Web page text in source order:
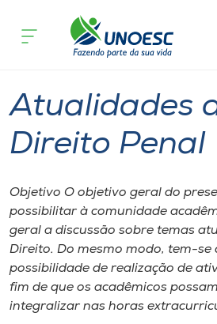
Cursos
Pesquisa
Portal de Ensino
A
Unoesc
Atualidades
Direito Penal
Objetivo O objetivo geral do
possibilitar à comunidade
geral a discussão sobre temas
Direito. Do mesmo modo, tem-se
possibilidade de realização de
fim de que os acadêmicos
integralizar nas horas